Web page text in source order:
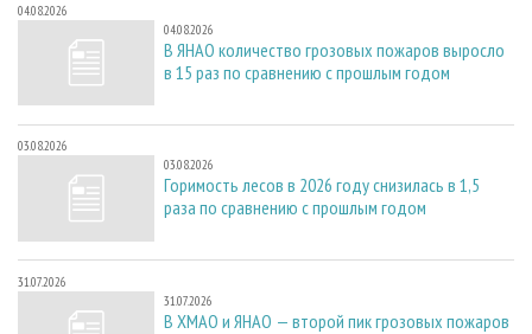
04.08.2026
04.08.2026
В ЯНАО количество грозовых пожаров выросло
в 15 раз по сравнению с прошлым годом
03.08.2026
03.08.2026
Горимость лесов в 2026 году снизилась в 1,5
раза по сравнению с прошлым годом
31.07.2026
31.07.2026
В ХМАО и ЯНАО — второй пик грозовых пожаров